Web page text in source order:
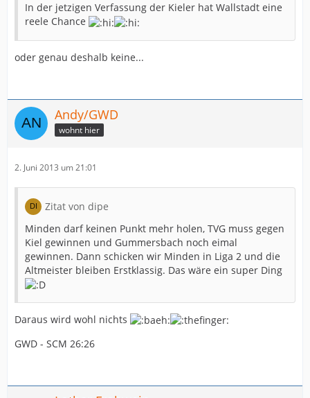
In der jetzigen Verfassung der Kieler hat Wallstadt eine
reele Chance
oder genau deshalb keine...
Andy/GWD
wohnt hier
2. Juni 2013 um 21:01
Zitat von dipe
Minden darf keinen Punkt mehr holen, TVG muss gegen
Kiel gewinnen und Gummersbach noch eimal
gewinnen. Dann schicken wir Minden in Liga 2 und die
Altmeister bleiben Erstklassig. Das wäre ein super Ding
Daraus wird wohl nichts
GWD - SCM 26:26